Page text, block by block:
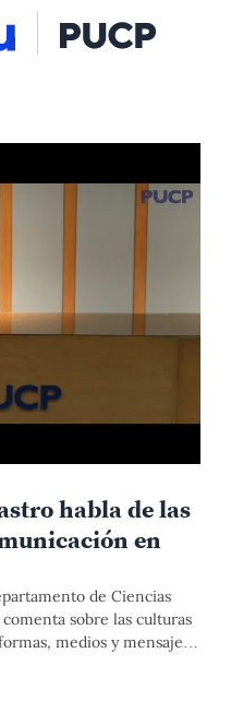
habla de las
en
de Ciencias
sobre las culturas
medios y mensajes